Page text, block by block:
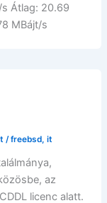
Átlag: 20.69
MBájt/s
/freebsd, it
az
licenc alatt.